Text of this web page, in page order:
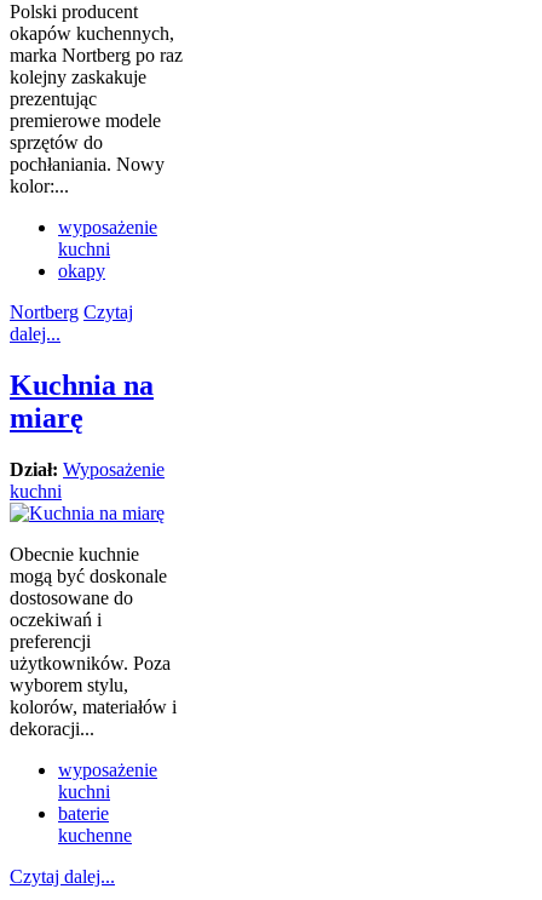
Polski producent
okapów kuchennych,
marka Nortberg po raz
kolejny zaskakuje
prezentując
premierowe modele
sprzętów do
pochłaniania. Nowy
kolor:...
wyposażenie
kuchni
okapy
Nortberg Czytaj
dalej...
Kuchnia na
miarę
Dział: Wyposażenie
kuchni
Obecnie kuchnie
mogą być doskonale
dostosowane do
oczekiwań i
preferencji
użytkowników. Poza
wyborem stylu,
kolorów, materiałów i
dekoracji...
wyposażenie
kuchni
baterie
kuchenne
Czytaj dalej...